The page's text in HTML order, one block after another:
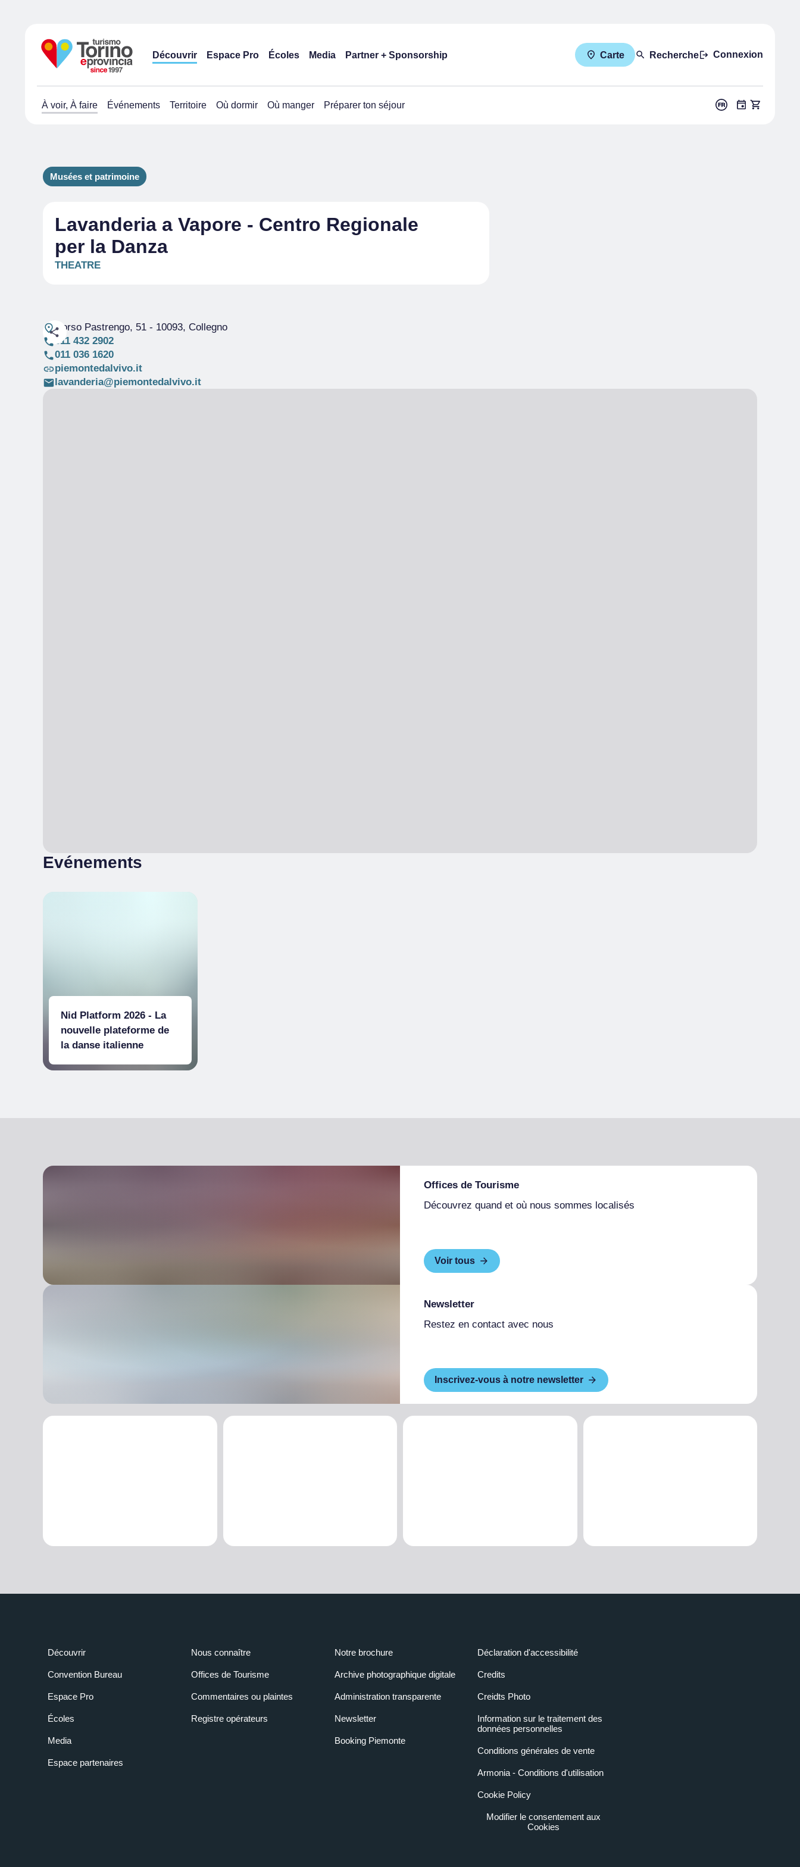
Découvrir Espace Pro Écoles Media Partner + Sponsorship Carte Recherche Connexion
À voir, À faire Événements Territoire Où dormir Où manger Préparer ton séjour
Musées et patrimoine
Lavanderia a Vapore - Centro Regionale
per la Danza
THEATRE
Corso Pastrengo, 51- 10093, Collegno
011 432 2902
011 036 1620
piemontedalvivo.it
lavanderia@piemontedalvivo.it
Evénements
Nid Platform 2026 - La
nouvelle plateforme de
la danse italienne
Offices de Tourisme
Découvrez quand et où nous sommes localisés
Voir tous
Newsletter
Restez en contact avec nous
Inscrivez-vous à notre newsletter
Découvrir
Convention Bureau
Espace Pro
Écoles
Media
Espace partenaires
Nous connaître
Offices de Tourisme
Commentaires ou plaintes
Registre opérateurs
Notre brochure
Archive photographique digitale
Administration transparente
Newsletter
Booking Piemonte
Déclaration d'accessibilité
Credits
Creidts Photo
Information sur le traitement des
données personnelles
Conditions générales de vente
Armonia - Conditions d'utilisation
Cookie Policy
Modifier le consentement aux
Cookies